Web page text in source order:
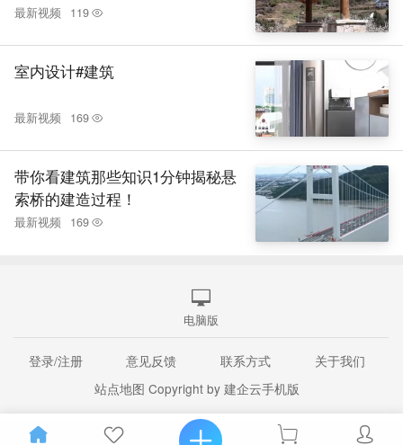
最新视频 119
室内设计#建筑
最新视频 169
带你看建筑那些知识1分钟揭秘悬
索桥的建造过程！
最新视频 169
电脑版
登录/注册 意见反馈 联系方式
关于我们
站点地图 Copyright by 建企云手机版